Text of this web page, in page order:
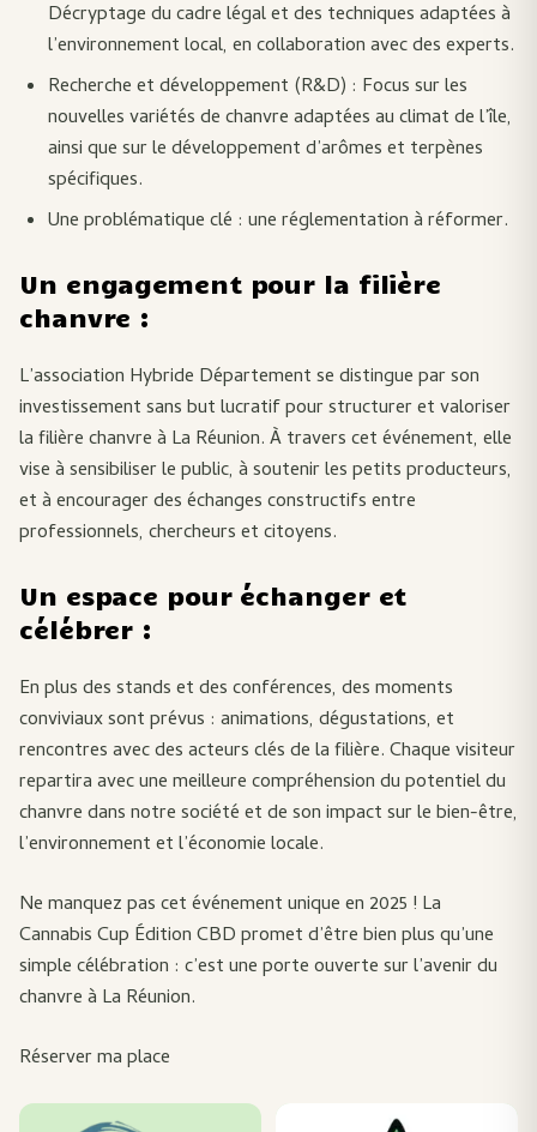
Décryptage du cadre légal et des techniques adaptées à
l’environnement local, en collaboration avec des experts.
Recherche et développement (R&D) : Focus sur les
nouvelles variétés de chanvre adaptées au climat de l’île,
ainsi que sur le développement d’arômes et terpènes
spécifiques.
Une problématique clé : une réglementation à réformer.
Un engagement pour la filière
chanvre :
L’association Hybride Département se distingue par son
investissement sans but lucratif pour structurer et valoriser
la filière chanvre à La Réunion. À travers cet événement, elle
vise à sensibiliser le public, à soutenir les petits producteurs,
et à encourager des échanges constructifs entre
professionnels, chercheurs et citoyens.
Un espace pour échanger et
célébrer :
En plus des stands et des conférences, des moments
conviviaux sont prévus : animations, dégustations, et
rencontres avec des acteurs clés de la filière. Chaque visiteur
repartira avec une meilleure compréhension du potentiel du
chanvre dans notre société et de son impact sur le bien-être,
l’environnement et l’économie locale.
Ne manquez pas cet événement unique en 2025 ! La
Cannabis Cup Édition CBD promet d’être bien plus qu’une
simple célébration : c’est une porte ouverte sur l’avenir du
chanvre à La Réunion.
Réserver ma place